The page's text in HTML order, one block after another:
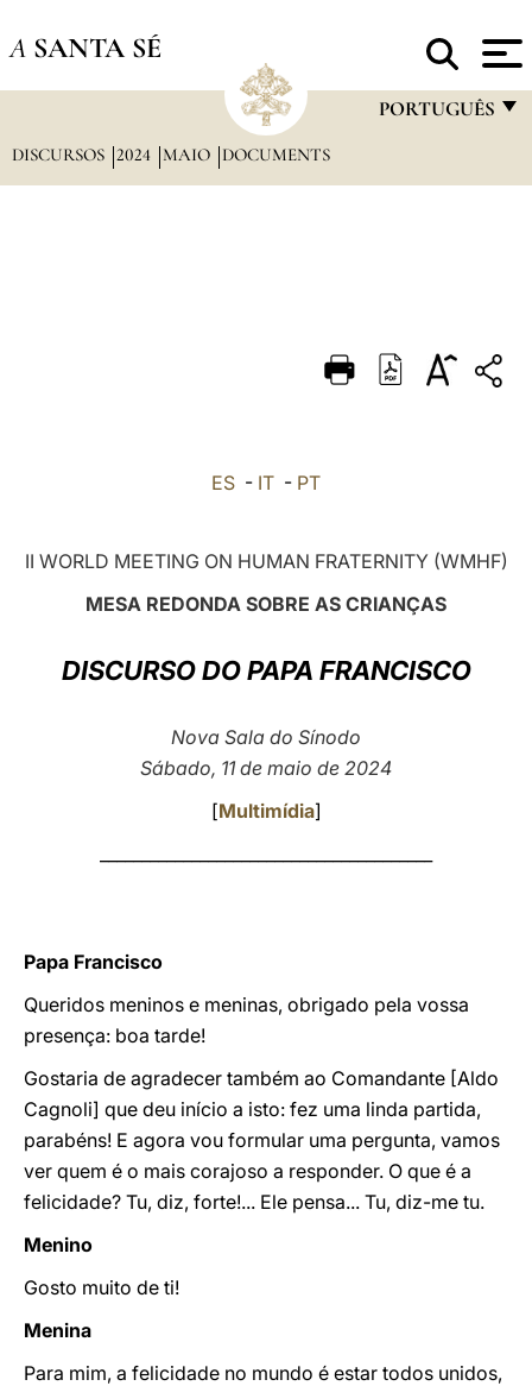
A SANTA SÉ
PORTUGUÊS
DEUTSCH
LATINE
DISCURSOS 2024 MAIO DOCUMENTS
ES - IT - PT
II WORLD MEETING ON HUMAN FRATERNITY (WMHF)
MESA REDONDA SOBRE AS CRIANÇAS
DISCURSO DO PAPA FRANCISCO
Nova Sala do Sínodo
Sábado, 11 de maio de 2024
[Multimídia]
Papa Francisco
Queridos meninos e meninas, obrigado pela vossa
presença: boa tarde!
Gostaria de agradecer também ao Comandante [Aldo
Cagnoli] que deu início a isto: fez uma linda partida,
parabéns! E agora vou formular uma pergunta, vamos
ver quem é o mais corajoso a responder. O que é a
felicidade? Tu, diz, forte!... Ele pensa... Tu, diz-me tu.
Menino
Gosto muito de ti!
Menina
Para mim, a felicidade no mundo é estar todos unidos,